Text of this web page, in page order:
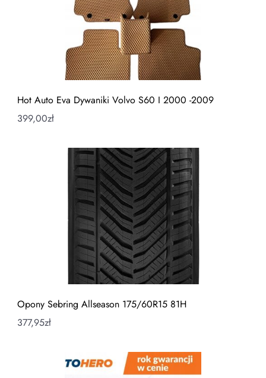
Hot Auto Eva Dywaniki Volvo S60 I 2000 -2009
399,00zł
Opony Sebring Allseason 175/60R15 81H
377,95zł